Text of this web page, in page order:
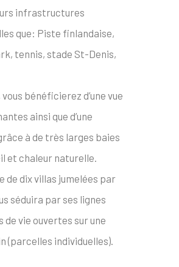
infrastructures
que: Piste finlandaise,
tennis, stade St-Denis,
bénéficierez d’une vue
ainsi que d’une
à de très larges baies
et chaleur naturelle.
dix villas jumelées par
séduira par ses lignes
vie ouvertes sur une
(parcelles individuelles).